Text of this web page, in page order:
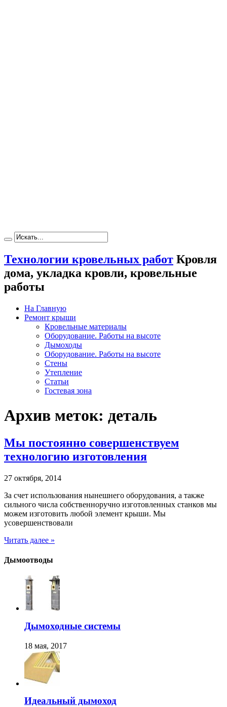
Технологии кровельных работ Кровля
дома, укладка кровли, кровельные
работы
На Главную
Ремонт крыши
Кровельные материалы
Оборудование. Работы на высоте
Дымоходы
Оборудование. Работы на высоте
Стены
Утепление
Статьи
Гостевая зона
Архив меток: деталь
Мы постоянно совершенствуем
технологию изготовления
27 октября, 2014
За счет использования нынешнего оборудования, а также
сильного числа собственноручно изготовленных станков мы
можем изготовить любой элемент крыши. Мы
усовершенствовали
Читать далее »
Дымоотводы
Дымоходные системы
18 мая, 2017
Идеальный дымоход